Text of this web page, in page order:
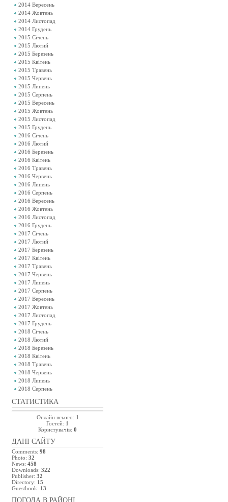
2014 Вересень
2014 Жовтень
2014 Листопад
2014 Грудень
2015 Січень
2015 Лютий
2015 Березень
2015 Квітень
2015 Травень
2015 Червень
2015 Липень
2015 Серпень
2015 Вересень
2015 Жовтень
2015 Листопад
2015 Грудень
2016 Січень
2016 Лютий
2016 Березень
2016 Квітень
2016 Травень
2016 Червень
2016 Липень
2016 Серпень
2016 Вересень
2016 Жовтень
2016 Листопад
2016 Грудень
2017 Січень
2017 Лютий
2017 Березень
2017 Квітень
2017 Травень
2017 Червень
2017 Липень
2017 Серпень
2017 Вересень
2017 Жовтень
2017 Листопад
2017 Грудень
2018 Січень
2018 Лютий
2018 Березень
2018 Квітень
2018 Травень
2018 Червень
2018 Липень
2018 Серпень
СТАТИСТИКА
Онлайн всього: 1
Гостей: 1
Користувачів: 0
ДАНІ САЙТУ
Comments: 98
Photo: 32
News: 458
Downloads: 322
Publisher: 32
Directory: 15
Guestbook: 13
ПОГОДА В РАЙОНІ